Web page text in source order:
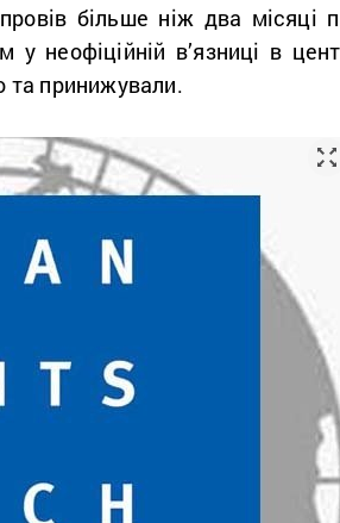
більше ніж два місяці
у неофіційній в’язниці в
та принижували.